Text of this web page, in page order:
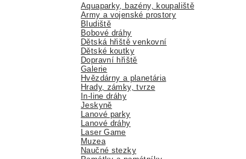
Aquaparky, bazény, koupaliště
Army a vojenské prostory
Bludiště
Bobové dráhy
Dětská hřiště venkovní
Dětské koutky
Dopravní hřiště
Galerie
Hvězdárny a planetária
Hrady, zámky, tvrze
In-line dráhy
Jeskyně
Lanové parky
Lanové dráhy
Laser Game
Muzea
Naučné stezky